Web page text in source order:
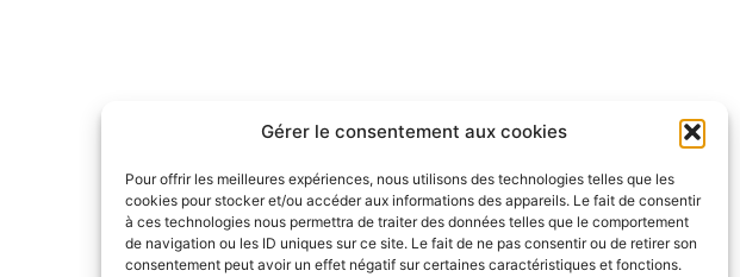
Gérer le consentement aux cookies
Pour offrir les meilleures expériences, nous utilisons des technologies telles que les
cookies pour stocker et/ou accéder aux informations des appareils. Le fait de consentir
à ces technologies nous permettra de traiter des données telles que le comportement
de navigation ou les ID uniques sur ce site. Le fait de ne pas consentir ou de retirer son
consentement peut avoir un effet négatif sur certaines caractéristiques et fonctions.